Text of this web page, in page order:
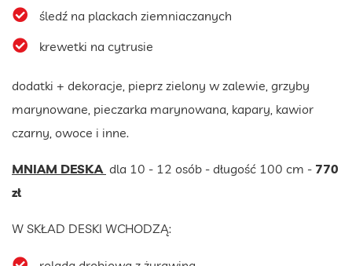
śledź na plackach ziemniaczanych
krewetki na cytrusie
dodatki + dekoracje, pieprz zielony w zalewie, grzyby
marynowane, pieczarka marynowana, kapary, kawior
czarny, owoce i inne.
MNIAM DESKA dla 10 - 12 osób - długość 100 cm - 770
zł
W SKŁAD DESKI WCHODZĄ: